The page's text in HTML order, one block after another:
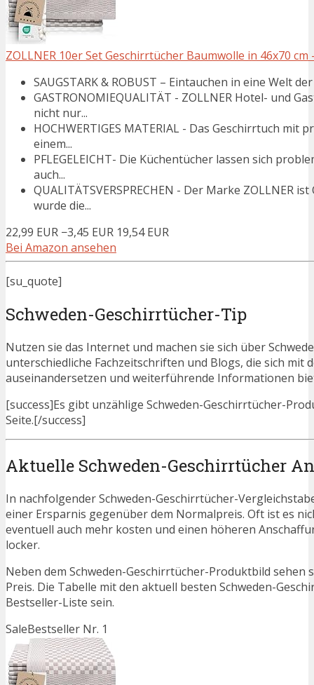
ZOLLNER 10er Set Geschirrtücher Baumwolle in 46x70
SAUGSTARK & ROBUST – Eintauchen in eine Welt
GASTRONOMIEQUALITÄT - ZOLLNER Hotel- und
nicht nur...
HOCHWERTIGES MATERIAL - Das Geschirrtuch
einem...
PFLEGELEICHT- Die Küchentücher lassen sich
auch...
QUALITÄTSVERSPRECHEN - Der Marke ZOLLNER
wurde die...
22,99 EUR −3,45 EUR 19,54 EUR
Bei Amazon ansehen
[su_quote]
Schweden-Geschirrtücher-Tip
Nutzen sie das Internet und machen sie sich über
unterschiedliche Fachzeitschriften und Blogs, die sich mit
auseinandersetzen und weiterführende Informationen
[success]Es gibt unzählige Schweden-Geschirrtücher-
Seite.[/success]
Aktuelle Schweden-Geschirrtücher
In nachfolgender Schweden-Geschirrtücher-
einer Ersparnis gegenüber dem Normalpreis. Oft ist es
eventuell auch mehr kosten und einen höheren
locker.
Neben dem Schweden-Geschirrtücher-Produktbild
Preis. Die Tabelle mit den aktuell besten Schweden-
Bestseller-Liste sein.
SaleBestseller Nr. 1